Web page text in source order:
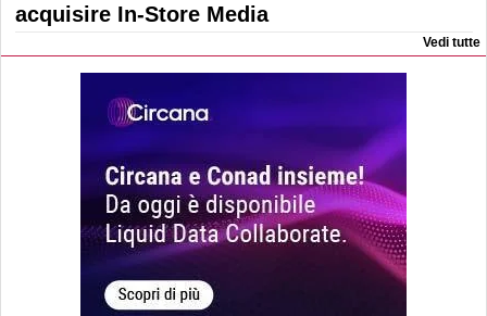
acquisire In-Store Media
Vedi tutte